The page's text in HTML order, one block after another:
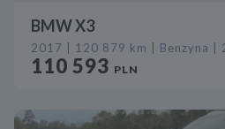
BMW X3
2017 | 120 879 km | Benzyna |
110 593 PLN